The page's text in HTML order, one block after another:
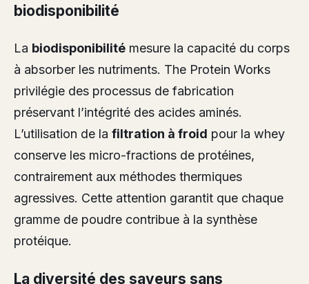
biodisponibilité
La biodisponibilité mesure la capacité du corps
à absorber les nutriments. The Protein Works
privilégie des processus de fabrication
préservant l’intégrité des acides aminés.
L’utilisation de la filtration à froid pour la whey
conserve les micro-fractions de protéines,
contrairement aux méthodes thermiques
agressives. Cette attention garantit que chaque
gramme de poudre contribue à la synthèse
protéique.
La diversité des saveurs sans